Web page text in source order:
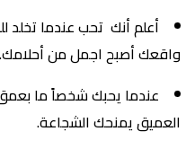
أعلم أنك تحب عندما تخلد
واقعك أصبح اجمل من أحلامك.
عندما يحبك شخصاً ما
العميق يمنحك الشجاعة.